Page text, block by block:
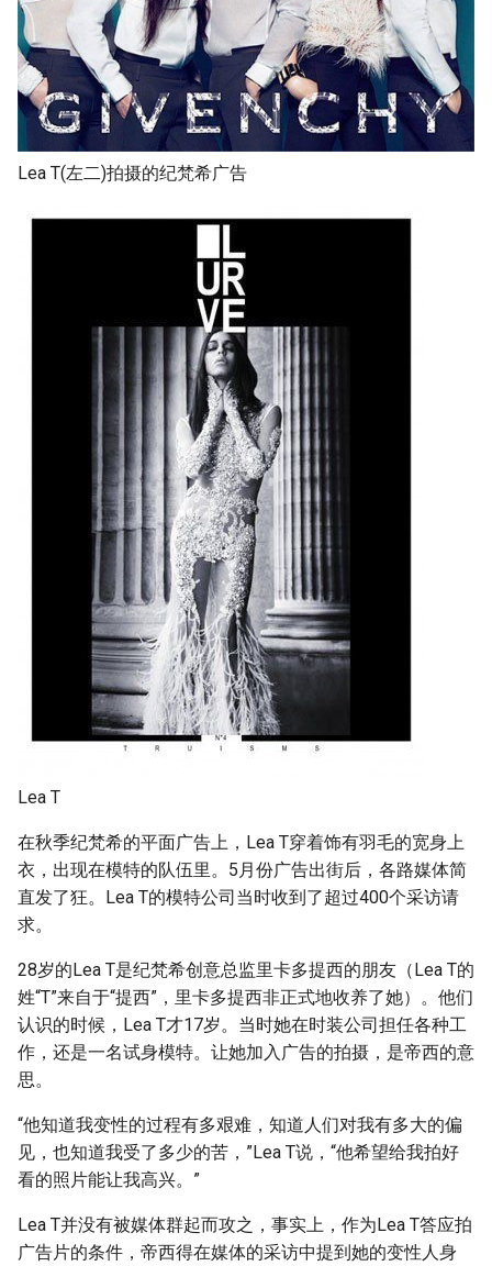
Lea T(左二)拍摄的纪梵希广告
Lea T
在秋季纪梵希的平面广告上，Lea T穿着饰有羽毛的宽身上
衣，出现在模特的队伍里。5月份广告出街后，各路媒体简
直发了狂。Lea T的模特公司当时收到了超过400个采访请
求。
28岁的Lea T是纪梵希创意总监里卡多提西的朋友（Lea T的
姓“T”来自于“提西”，里卡多提西非正式地收养了她）。他们
认识的时候，Lea T才17岁。当时她在时装公司担任各种工
作，还是一名试身模特。让她加入广告的拍摄，是帝西的意
思。
“他知道我变性的过程有多艰难，知道人们对我有多大的偏
见，也知道我受了多少的苦，”Lea T说，“他希望给我拍好
看的照片能让我高兴。”
Lea T并没有被媒体群起而攻之，事实上，作为Lea T答应拍
广告片的条件，帝西得在媒体的采访中提到她的变性人身